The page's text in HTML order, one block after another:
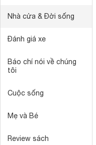
Nhà cửa & Đời sống
Đánh giá xe
Báo chí nói về chúng
tôi
Cuộc sống
Mẹ và Bé
Review sách